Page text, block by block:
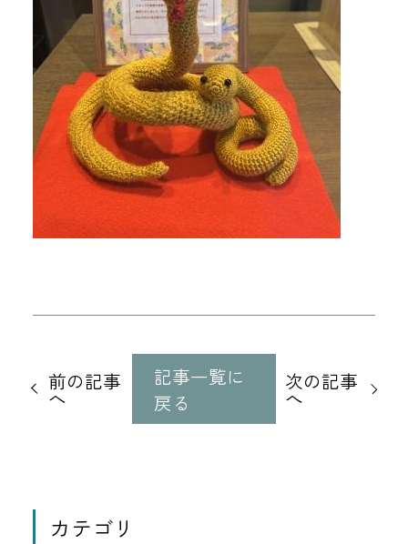
記
事
前の記事
へ
記事一覧に
戻る
次の記事
へ
カテゴリ